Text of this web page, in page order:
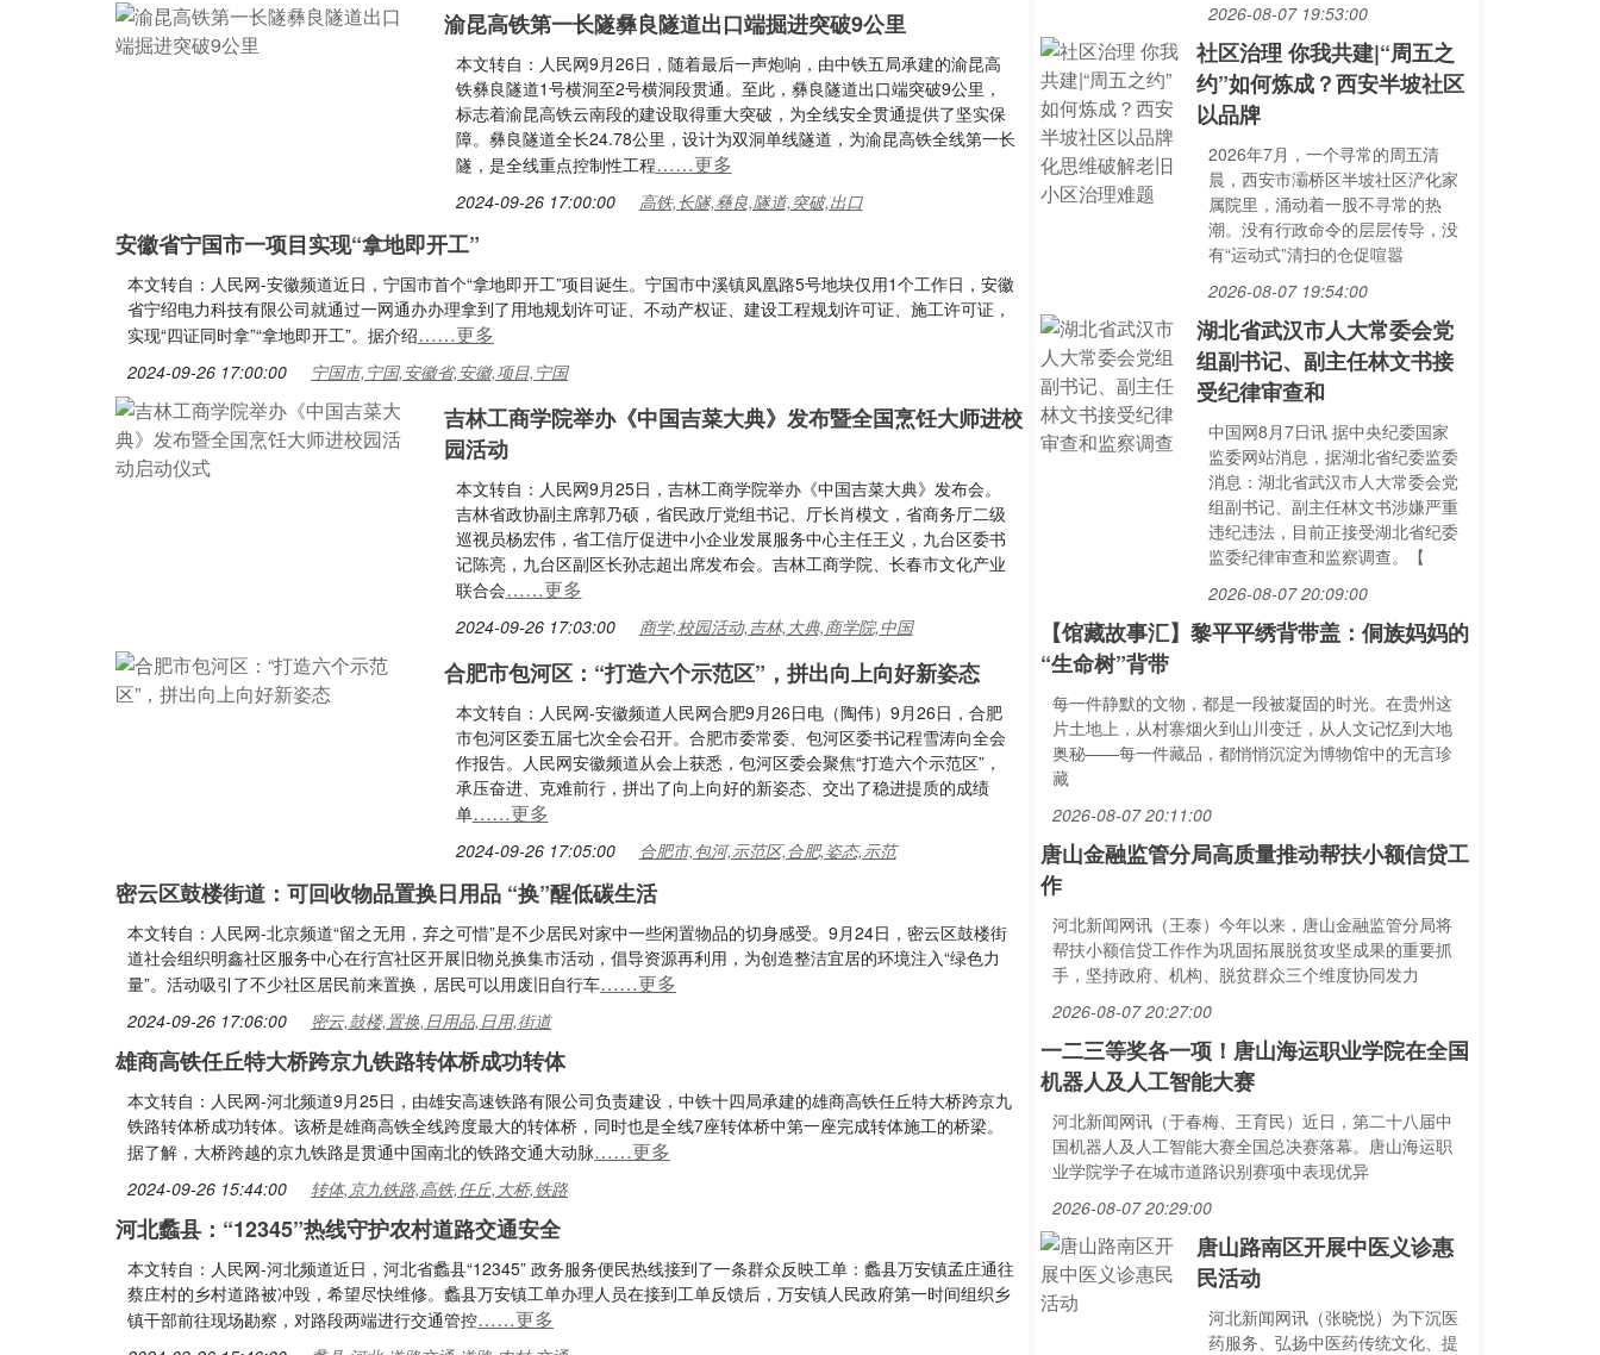
渝昆高铁第一长隧彝良隧道出口端掘进突破9公里
本文转自：人民网9月26日，随着最后一声炮响，由中铁五局承建的渝昆高
铁彝良隧道1号横洞至2号横洞段贯通。至此，彝良隧道出口端突破9公里，
标志着渝昆高铁云南段的建设取得重大突破，为全线安全贯通提供了坚实保
障。彝良隧道全长24.78公里，设计为双洞单线隧道，为渝昆高铁全线第一长
隧，是全线重点控制性工程……更多
2024-09-26 17:00:00 高铁,长隧,彝良,隧道,突破,出口
安徽省宁国市一项目实现“拿地即开工”
本文转自：人民网-安徽频道近日，宁国市首个“拿地即开工”项目诞生。宁国市中溪镇凤凰路5号地块仅用1个工作日，安徽
省宁绍电力科技有限公司就通过一网通办办理拿到了用地规划许可证、不动产权证、建设工程规划许可证、施工许可证，
实现“四证同时拿”“拿地即开工”。据介绍……更多
2024-09-26 17:00:00 宁国市,宁国,安徽省,安徽,项目,宁国
吉林工商学院举办《中国吉菜大典》发布暨全国烹饪大师进校
园活动
本文转自：人民网9月25日，吉林工商学院举办《中国吉菜大典》发布会。
吉林省政协副主席郭乃硕，省民政厅党组书记、厅长肖模文，省商务厅二级
巡视员杨宏伟，省工信厅促进中小企业发展服务中心主任王义，九台区委书
记陈亮，九台区副区长孙志超出席发布会。吉林工商学院、长春市文化产业
联合会……更多
2024-09-26 17:03:00 商学,校园活动,吉林,大典,商学院,中国
合肥市包河区：“打造六个示范区”，拼出向上向好新姿态
本文转自：人民网-安徽频道人民网合肥9月26日电（陶伟）9月26日，合肥
市包河区委五届七次全会召开。合肥市委常委、包河区委书记程雪涛向全会
作报告。人民网安徽频道从会上获悉，包河区委会聚焦“打造六个示范区”，
承压奋进、克难前行，拼出了向上向好的新姿态、交出了稳进提质的成绩
单……更多
2024-09-26 17:05:00 合肥市,包河,示范区,合肥,姿态,示范
密云区鼓楼街道：可回收物品置换日用品 “换”醒低碳生活
本文转自：人民网-北京频道“留之无用，弃之可惜”是不少居民对家中一些闲置物品的切身感受。9月24日，密云区鼓楼街
道社会组织明鑫社区服务中心在行宫社区开展旧物兑换集市活动，倡导资源再利用，为创造整洁宜居的环境注入“绿色力
量”。活动吸引了不少社区居民前来置换，居民可以用废旧自行车……更多
2024-09-26 17:06:00 密云,鼓楼,置换,日用品,日用,街道
雄商高铁任丘特大桥跨京九铁路转体桥成功转体
本文转自：人民网-河北频道9月25日，由雄安高速铁路有限公司负责建设，中铁十四局承建的雄商高铁任丘特大桥跨京九
铁路转体桥成功转体。该桥是雄商高铁全线跨度最大的转体桥，同时也是全线7座转体桥中第一座完成转体施工的桥梁。
据了解，大桥跨越的京九铁路是贯通中国南北的铁路交通大动脉……更多
2024-09-26 15:44:00 转体,京九铁路,高铁,任丘,大桥,铁路
河北蠡县：“12345”热线守护农村道路交通安全
本文转自：人民网-河北频道近日，河北省蠡县“12345” 政务服务便民热线接到了一条群众反映工单：蠡县万安镇孟庄通往
蔡庄村的乡村道路被冲毁，希望尽快维修。蠡县万安镇工单办理人员在接到工单反馈后，万安镇人民政府第一时间组织乡
镇干部前往现场勘察，对路段两端进行交通管控……更多
2026-08-07 19:53:00
社区治理 你我共建|“周五之
约”如何炼成？西安半坡社区
以品牌
2026年7月，一个寻常的周五清
晨，西安市灞桥区半坡社区浐化家
属院里，涌动着一股不寻常的热
潮。没有行政命令的层层传导，没
有“运动式”清扫的仓促喧嚣
2026-08-07 19:54:00
湖北省武汉市人大常委会党
组副书记、副主任林文书接
受纪律审查和
中国网8月7日讯 据中央纪委国家
监委网站消息，据湖北省纪委监委
消息：湖北省武汉市人大常委会党
组副书记、副主任林文书涉嫌严重
违纪违法，目前正接受湖北省纪委
监委纪律审查和监察调查。【
2026-08-07 20:09:00
【馆藏故事汇】黎平平绣背带盖：侗族妈妈的
“生命树”背带
每一件静默的文物，都是一段被凝固的时光。在贵州这
片土地上，从村寨烟火到山川变迁，从人文记忆到大地
奥秘——每一件藏品，都悄悄沉淀为博物馆中的无言珍
藏
2026-08-07 20:11:00
唐山金融监管分局高质量推动帮扶小额信贷工
作
河北新闻网讯（王泰）今年以来，唐山金融监管分局将
帮扶小额信贷工作作为巩固拓展脱贫攻坚成果的重要抓
手，坚持政府、机构、脱贫群众三个维度协同发力
2026-08-07 20:27:00
一二三等奖各一项！唐山海运职业学院在全国
机器人及人工智能大赛
河北新闻网讯（于春梅、王育民）近日，第二十八届中
国机器人及人工智能大赛全国总决赛落幕。唐山海运职
业学院学子在城市道路识别赛项中表现优异
2026-08-07 20:29:00
唐山路南区开展中医义诊惠
民活动
河北新闻网讯（张晓悦）为下沉医
药服务、弘扬中医药传统文化、提